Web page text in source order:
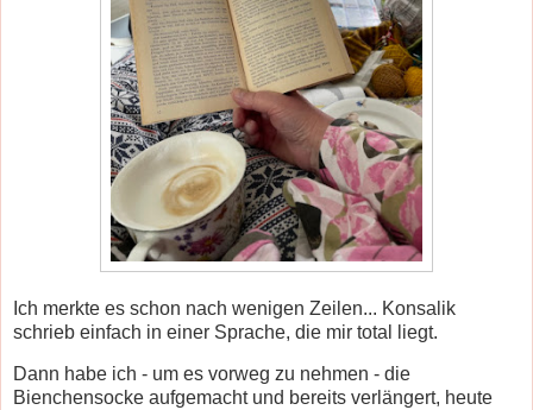
Ich merkte es schon nach wenigen Zeilen... Konsalik
schrieb einfach in einer Sprache, die mir total liegt.
Dann habe ich - um es vorweg zu nehmen - die
Bienchensocke aufgemacht und bereits verlängert, heute